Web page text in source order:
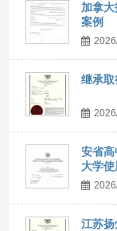
加拿
案例
继承
安省
大学使
江苏